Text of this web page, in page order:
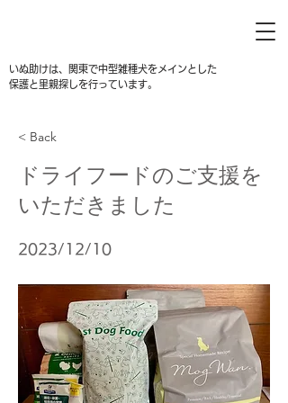
いぬ助けは、関東で中型雑種犬をメインとした
保護と里親探しを行っています。
< Back
ドライフードのご支援を
いただきました
2023/12/10